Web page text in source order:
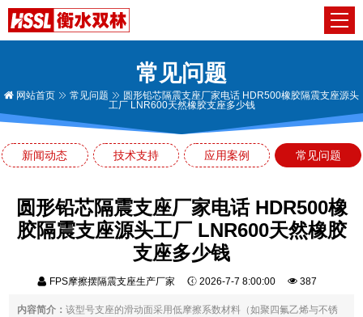
常见问题
网站首页 常见问题
圆形铅芯隔震支座厂家电话 HDR500橡胶隔震支座源头
工厂 LNR600天然橡胶支座多少钱
新闻动态 技术支持 应用案例 常见问题
圆形铅芯隔震支座厂家电话 HDR500橡
胶隔震支座源头工厂 LNR600天然橡胶
支座多少钱
FPS摩擦摆隔震支座生产厂家 2026-7-7 8:00:00 387
内容简介：该型号支座的滑动面采用低摩擦系数材料（如聚四氟乙烯与不锈